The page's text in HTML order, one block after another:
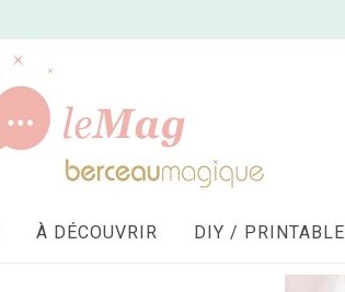
À DÉCOUVRIR DIY / PRINTABLE